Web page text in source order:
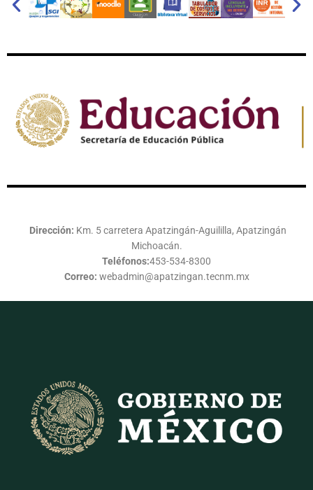
Dirección: Km. 5 carretera Apatzingán-Aguililla, Apatzingán
Michoacán.
Teléfonos:453-534-8300
Correo: webadmin@apatzingan.tecnm.mx